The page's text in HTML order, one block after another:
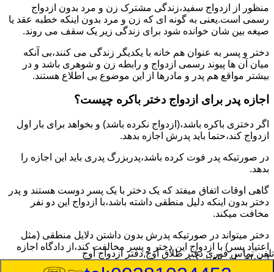
منظور از ازدواج سفید،زندگی مشترک زن و مرد بدون ازدواج
رسمی است.یعنی به گونه ای که زن و مرد بدون اینکه خطبه عقد یا
صیغه بین شان خوانده شود برای زندگی زیر یک سقف می روند.
دختر و پسر به عنوان هم خانه با یکدیگر زندگی می کنند،بی آنکه
میان آن ها پیوند رسمی ازدواج و رابطه زن و شوهری باشد و در
بیشتر مواقع هم پدر و مادرها از این موضوع بی اطلاع هستند.
اجازه پدر برای ازدواج دختر باکره چیست؟
اگر دختری باکره باشد،(ازدواج نکرده باشد) و بخواهد برای بار اول
ازدواج کند،حتما باید پدرش اجازه بدهد.
در صورتیکه پدر فوت کرده باشد،پدربزرگ پدری باید این اجازه را
بدهد.
گاهی اوقات اتفاق میفتد که یک دختر با یک پسر دوست هستند و پدر
دختر بدون اینکه دلیل منطقی داشته باشد،با ازدواج این دو نفر
مخافت میکند.
دختر میتواند در صورتیکه پدرش بدون داشتن دلایل منطقی (مثل
اعتیاد پسر) با ازدواج این دختر و پسر مخالفت کند،از دادگاه اجازه
ازدواج را دریافت کند.
تلفن تماس فوریدفتر طلاق آوج,دفتر ازدواج آوج